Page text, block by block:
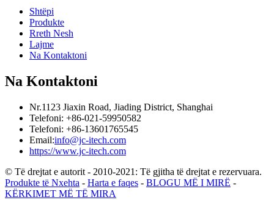
Shtëpi
Produkte
Rreth Nesh
Lajme
Na Kontaktoni
Na Kontaktoni
Nr.1123 Jiaxin Road, Jiading District, Shanghai
Telefoni: +86-021-59950582
Telefoni: +86-13601765545
Email:info@jc-itech.com
https://www.jc-itech.com
© Të drejtat e autorit - 2010-2021: Të gjitha të drejtat e rezervuara.
Produkte të Nxehta - Harta e faqes - BLOGU MË I MIRË -
KËRKIMET MË TË MIRA